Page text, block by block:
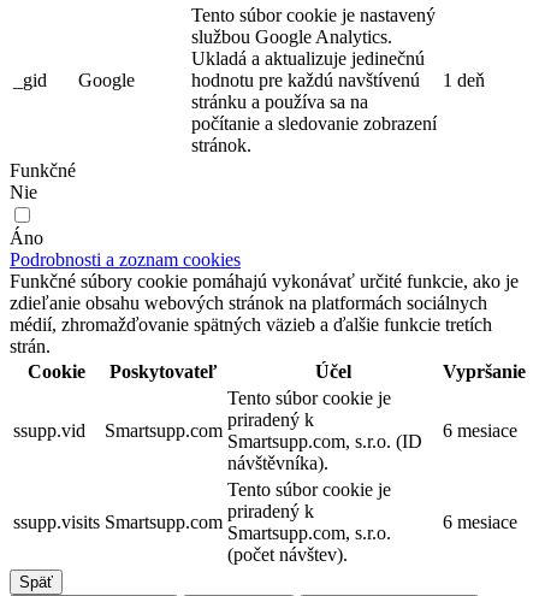
_gid Google
Tento súbor cookie je nastavený
službou Google Analytics.
Ukladá a aktualizuje jedinečnú
hodnotu pre každú navštívenú
stránku a používa sa na
počítanie a sledovanie zobrazení
stránok.
1 deň
Funkčné
Nie
Áno
Podrobnosti a zoznam cookies
Funkčné súbory cookie pomáhajú vykonávať určité funkcie, ako je
zdieľanie obsahu webových stránok na platformách sociálnych
médií, zhromažďovanie spätných väzieb a ďalšie funkcie tretích
strán.
Cookie
Poskytovateľ Účel Vypršanie
ssupp.vid Smartsupp.com
Tento súbor cookie je
priradený k
Smartsupp.com, s.r.o. (ID
návštěvníka).
6 mesiace
ssupp.visits Smartsupp.com
Tento súbor cookie je
priradený k
Smartsupp.com, s.r.o.
(počet návštev).
6 mesiace
Späť